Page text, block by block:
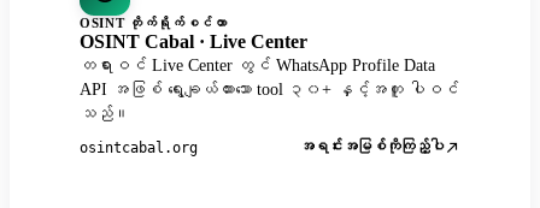
OSINT တိုက်ရိုက်စင်တာ
OSINT Cabal · Live Center
တရားဝင် Live Center တွင် WhatsApp Profile Data
API အဖြစ် ရွေးချယ်ထားသော tool ၃၀+ နှင့်အတူ ပါဝင်
သည်။
osintcabal.org အရင်းအမြစ်ကိုကြည့်ပါ